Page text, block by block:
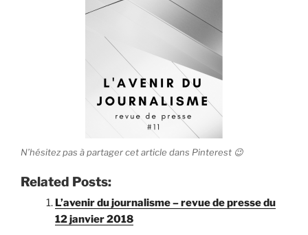
N’hésitez pas à partager cet article dans Pinterest 😉
Related Posts:
L’avenir du journalisme – revue de presse du
12 janvier 2018